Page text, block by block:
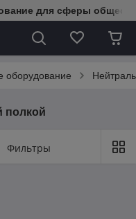
для сферы
оборудование
полкой
Фильтры